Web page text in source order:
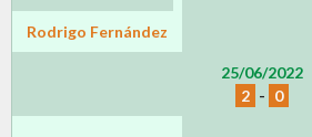
25/06/2022
2 - 0
Rodrigo Fernández